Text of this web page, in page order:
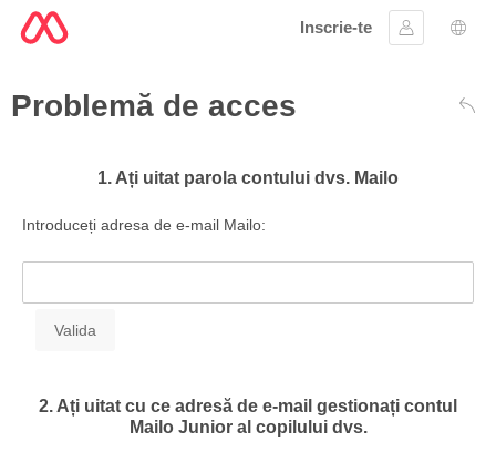
Inscrie-te
Conectare
Problemă de acces
1. Ați uitat parola contului dvs. Mailo
Introduceți adresa de e-mail Mailo:
2. Ați uitat cu ce adresă de e-mail gestionați contul
Mailo Junior al copilului dvs.